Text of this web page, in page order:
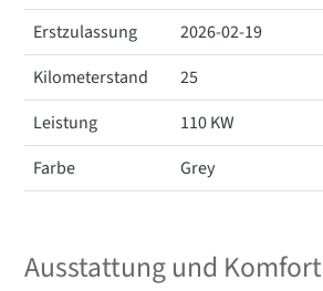
Erstzulassung
2026-02-19
Kilometerstand
25
Leistung
110 KW
Farbe
Grey
Ausstattung und Komfort